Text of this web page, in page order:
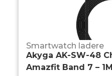
Smartwatch ladere
Akyga AK-SW-48
Amazfit Band 7 – 1M